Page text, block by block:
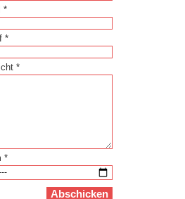
*
*
*
*